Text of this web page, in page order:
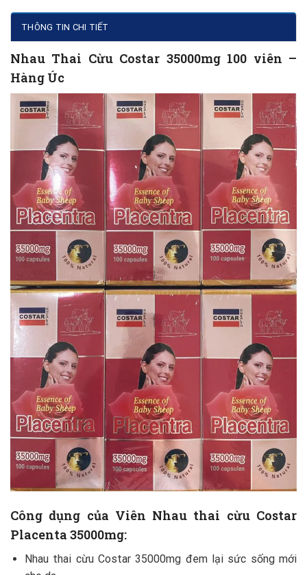
THÔNG TIN CHI TIẾT
Nhau Thai Cừu Costar 35000mg 100 viên –
Hàng Úc
Công dụng của Viên Nhau thai cừu Costar
Placenta 35000mg:
Nhau thai cừu Costar 35000mg đem lại sức sống mới